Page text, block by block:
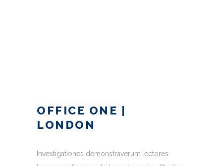
OFFICE ONE |
LONDON
Investigationes demonstraverunt lectores